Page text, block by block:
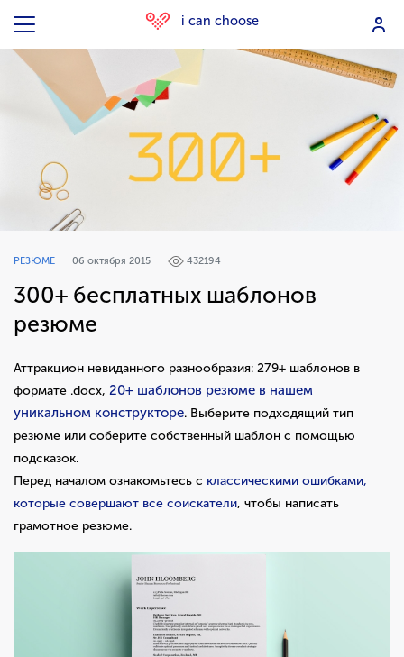
i can choose
РЕЗЮМЕ 06 октября 2015 432194
300+ бесплатных шаблонов
резюме
Аттракцион невиданного разнообразия: 279+ шаблонов в
формате .docx, 20+ шаблонов резюме в нашем
уникальном конструкторе. Выберите подходящий тип
резюме или соберите собственный шаблон с помощью
подсказок.
Перед началом ознакомьтесь с классическими ошибками,
которые совершают все соискатели, чтобы написать
грамотное резюме.